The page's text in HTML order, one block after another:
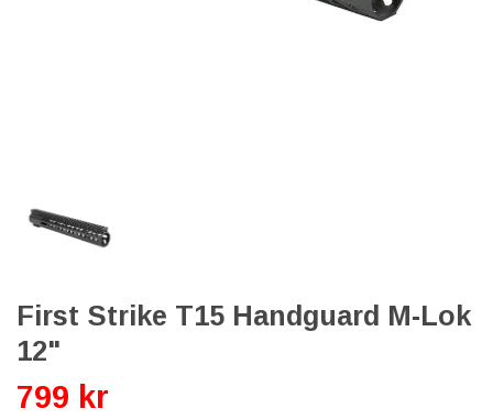
First Strike T15 Handguard M-Lok
12"
799 kr